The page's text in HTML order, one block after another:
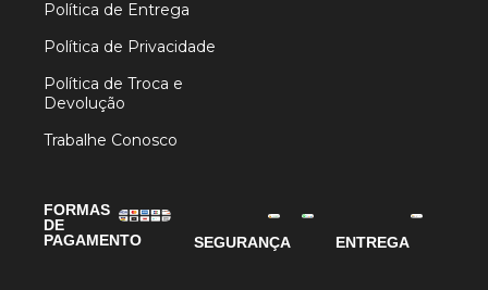
Política de Entrega
Política de Privacidade
Política de Troca e
Devolução
Trabalhe Conosco
FORMAS
DE
PAGAMENTO
SEGURANÇA ENTREGA